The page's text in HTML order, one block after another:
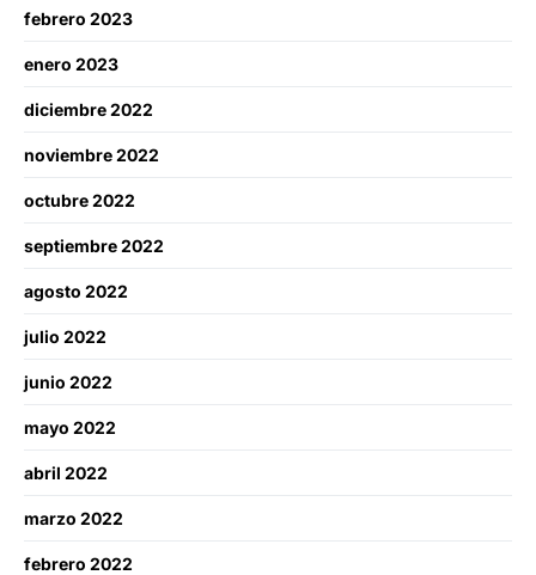
febrero 2023
enero 2023
diciembre 2022
noviembre 2022
octubre 2022
septiembre 2022
agosto 2022
julio 2022
junio 2022
mayo 2022
abril 2022
marzo 2022
febrero 2022